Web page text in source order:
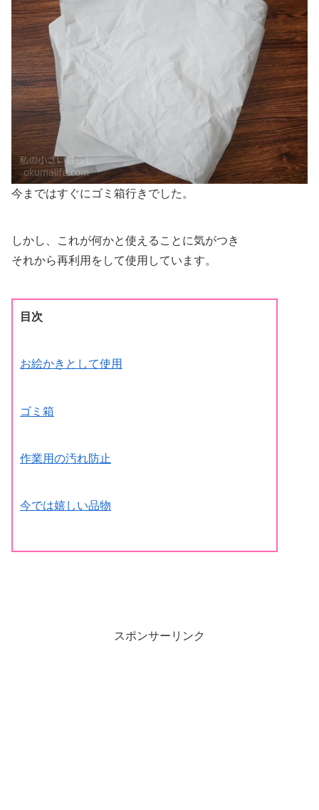
今まではすぐにゴミ箱行きでした。
しかし、これが何かと使えることに気がつき
それから再利用をして使用しています。
目次
お絵かきとして使用
ゴミ箱
作業用の汚れ防止
今では嬉しい品物
スポンサーリンク